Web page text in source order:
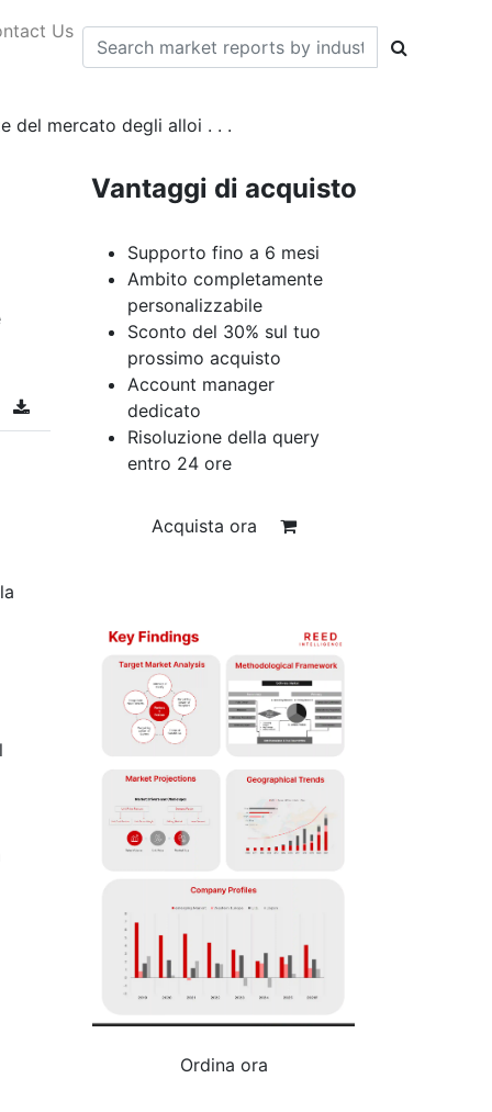
Us
del mercato degli alloi . . .
Vantaggi di acquisto
Supporto fino a 6 mesi
Ambito completamente
personalizzabile
Sconto del 30% sul tuo
prossimo acquisto
Account manager
dedicato
Risoluzione della query
entro 24 ore
Acquista ora
Ordina ora